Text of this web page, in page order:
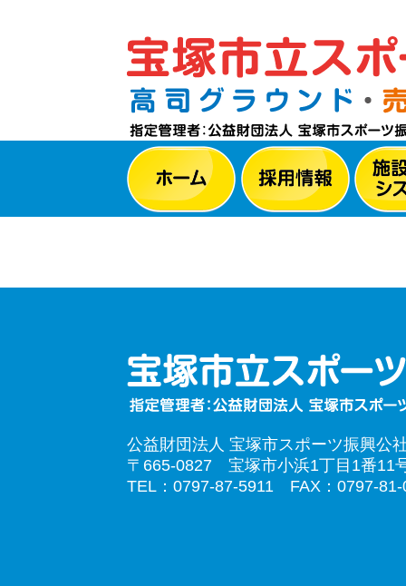
公益財団法人 宝塚市スポーツ振興公
〒665-0827 宝塚市小浜1丁目1番11
TEL：0797-87-5911 FAX：0797-81-